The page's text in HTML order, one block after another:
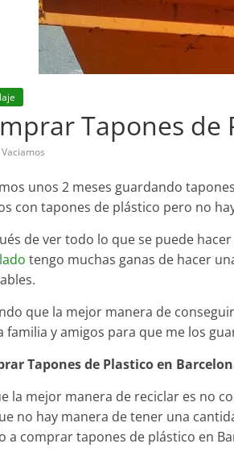
Tapones de
Vaciamos
unos 2 meses guardando
con tapones de plástico pero no
de ver todo lo que se puede
tengo muchas ganas de hacer
que la mejor manera de
familia y amigos para que me los
Tapones de Plastico en
la mejor manera de reciclar es no
no hay manera de tener una
a comprar tapones de plástico en